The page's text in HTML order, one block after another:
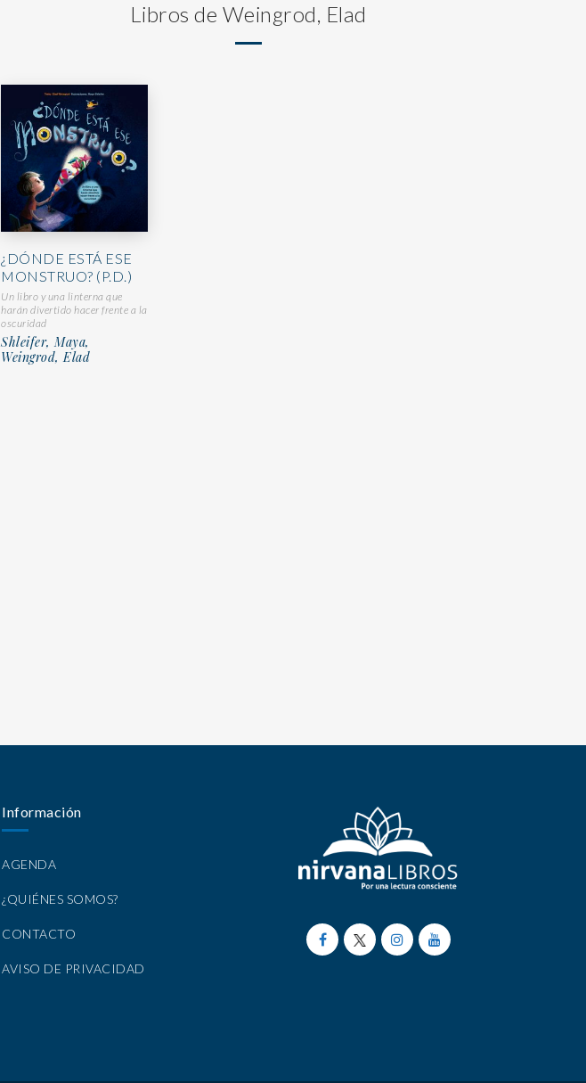
Libros de Weingrod, Elad
¿DÓNDE ESTÁ ESE
MONSTRUO? (P.D.)
Un libro y una linterna que
harán divertido hacer frente a la
oscuridad
Shleifer, Maya,
Weingrod, Elad
Información
AGENDA
¿QUIÉNES SOMOS?
CONTACTO
AVISO DE PRIVACIDAD